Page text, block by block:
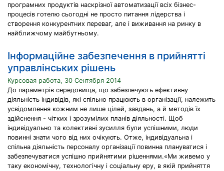
програмних продуктів наскрізної автоматизації всіх бізнес-
процесів готелю сьогодні не просто питання лідерства і
створення конкурентних переваг, але і виживання на ринку в
найближчому майбутньому.
Інформаційне забезпечення в прийнятті
управлінських рішень
Курсовая работа, 30 Сентября 2014
До параметрів середовища, що забезпечують ефективну
діяльність індивідів, які спільно працюють в організації, належить
усвідомлення кожним не лише цілей, завдань, а й методів їх
здійснення - чітких і зрозумілих планів діяльності. Щоб
індивідуально та колективні зусилля були успішними, люди
повинні знати чого від них очікують. Отже, індивідуальна і
спільна діяльність персоналу організації повинна плануватися і
забезпечуватися успішно прийнятими рішеннями.«Ми живемо у
таку економічну, технологічну і соціальну еру, в якій прийняття